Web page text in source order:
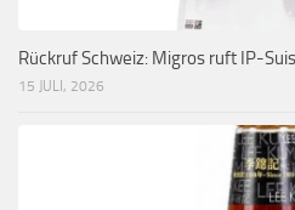
Rückruf Schweiz: Migros ruft IP-
15 JULI, 2026